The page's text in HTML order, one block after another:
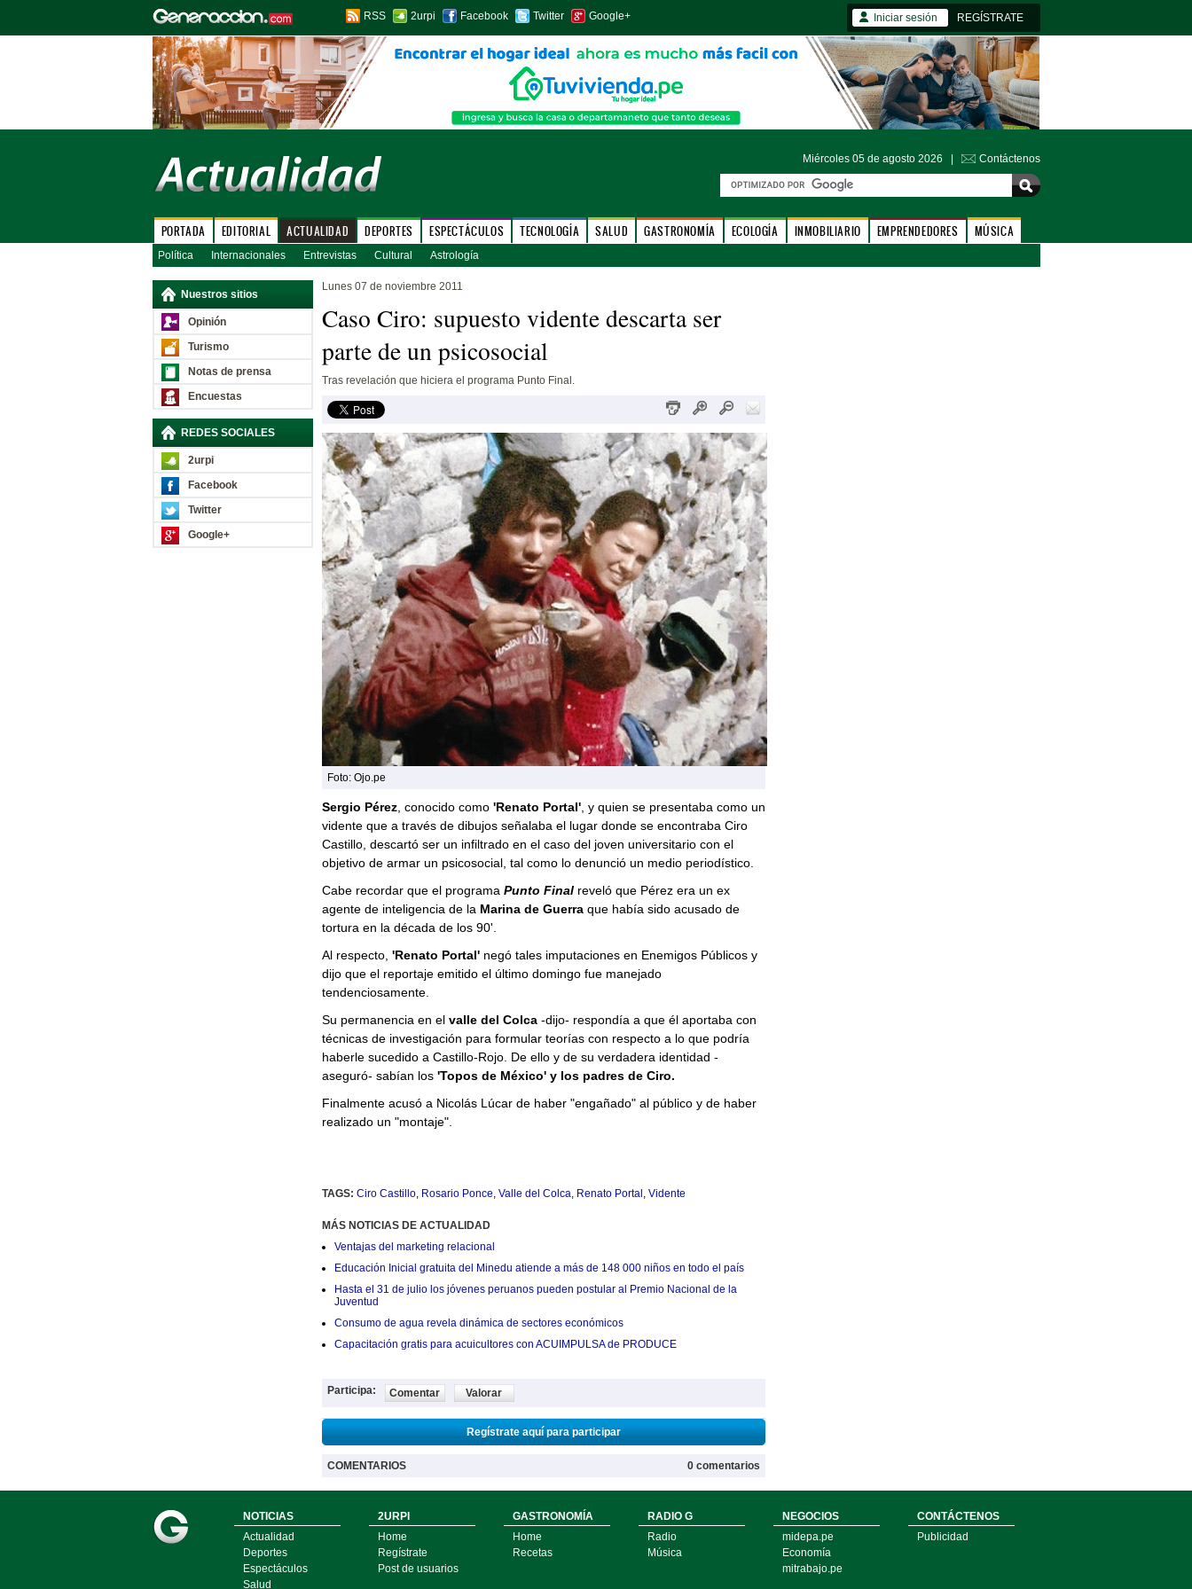
RSS 2urpi Facebook Twitter Google+ Iniciar sesión REGÍSTRATE
Miércoles 05 de agosto 2026 | Contáctenos
PORTADA EDITORIAL ACTUALIDAD DEPORTES ESPECTÁCULOS TECNOLOGÍA SALUD GASTRONOMÍA ECOLOGÍA INMOBILIARIO EMPRENDEDORES MÚSICA
Política Internacionales Entrevistas Cultural Astrología
Nuestros sitios
Opinión
Turismo
Notas de prensa
Encuestas
REDES SOCIALES
2urpi
Facebook
Twitter
Google+
Lunes 07 de noviembre 2011
Caso Ciro: supuesto vidente descarta ser
parte de un psicosocial
Tras revelación que hiciera el programa Punto Final.
Foto: Ojo.pe
Sergio Pérez, conocido como 'Renato Portal', y quien se presentaba como un
vidente que a través de dibujos señalaba el lugar donde se encontraba Ciro
Castillo, descartó ser un infiltrado en el caso del joven universitario con el
objetivo de armar un psicosocial, tal como lo denunció un medio periodístico.
Cabe recordar que el programa Punto Final reveló que Pérez era un ex
agente de inteligencia de la Marina de Guerraque había sido acusado de
tortura en la década de los 90'.
Al respecto, 'Renato Portal'negó tales imputaciones en Enemigos Públicos y
dijo que el reportaje emitido el último domingo fue manejado
tendenciosamente.
Su permanencia en el valle del Colca -dijo- respondía a que él aportaba con
técnicas de investigación para formular teorías con respecto a lo que podría
haberle sucedido a Castillo-Rojo. De ello y de su verdadera identidad -
aseguró- sabían los'Topos de México' y los padres de Ciro.
Finalmente acusó a Nicolás Lúcar de haber "engañado" al público y de haber
realizado un "montaje".
TAGS: Ciro Castillo, Rosario Ponce, Valle del Colca, Renato Portal , Vidente
MÁS NOTICIAS DE ACTUALIDAD
Ventajas del marketing relacional
Educación Inicial gratuita del Minedu atiende a más de 148 000 niños en todo el país
Hasta el 31 de julio los jóvenes peruanos pueden postular al Premio Nacional de la
Juventud
Consumo de agua revela dinámica de sectores económicos
Capacitación gratis para acuicultores con ACUIMPULSA de PRODUCE
Participa: Comentar Valorar
Regístrate aquí para participar
COMENTARIOS 0 comentarios
NOTICIAS
Actualidad
Deportes
Espectáculos
Salud
2URPI
Home
Regístrate
Post de usuarios
GASTRONOMÍA
Home
Recetas
RADIO G
Radio
Música
NEGOCIOS
midepa.pe
Economía
mitrabajo.pe
CONTÁCTENOS
Publicidad